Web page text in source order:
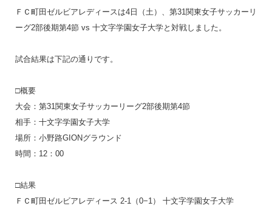
ＦＣ町田ゼルビアレディースは4日（土）、第31関東女子サッカーリ
ーグ2部後期第4節 vs 十文字学園女子大学と対戦しました。
試合結果は下記の通りです。
□概要
大会：第31関東女子サッカーリーグ2部後期第4節
相手：十文字学園女子大学
場所：小野路GIONグラウンド
時間：12：00
□結果
ＦＣ町田ゼルビアレディース 2-1（0−1） 十文字学園女子大学